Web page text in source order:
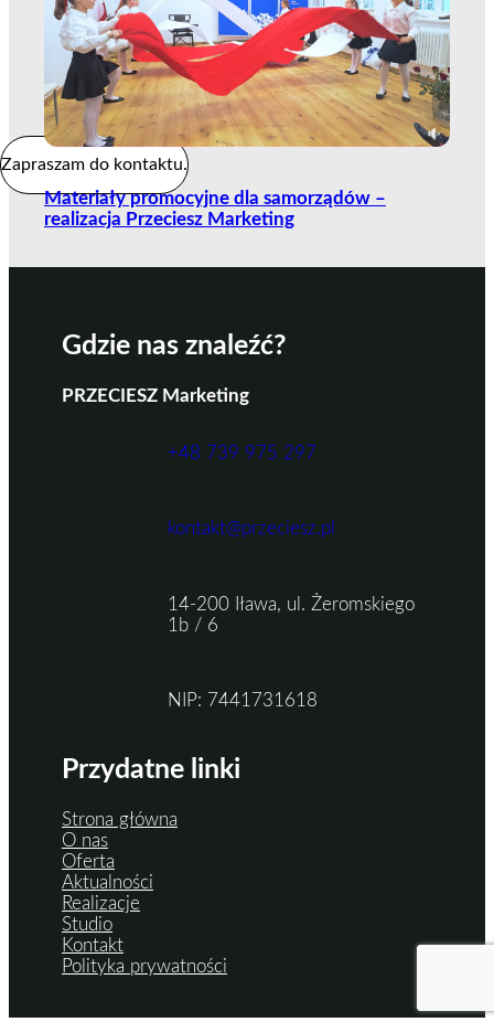
Materiały promocyjne dla samorządów –
realizacja Przeciesz Marketing
Gdzie nas znaleźć?
PRZECIESZ Marketing
+48 739 975 297
kontakt@przeciesz.pl
14-200 Iława, ul. Żeromskiego
1b / 6
NIP: 7441731618
Przydatne linki
Strona główna
O nas
Oferta
Aktualności
Realizacje
Studio
Kontakt
Polityka prywatności
Zapraszam do kontaktu.